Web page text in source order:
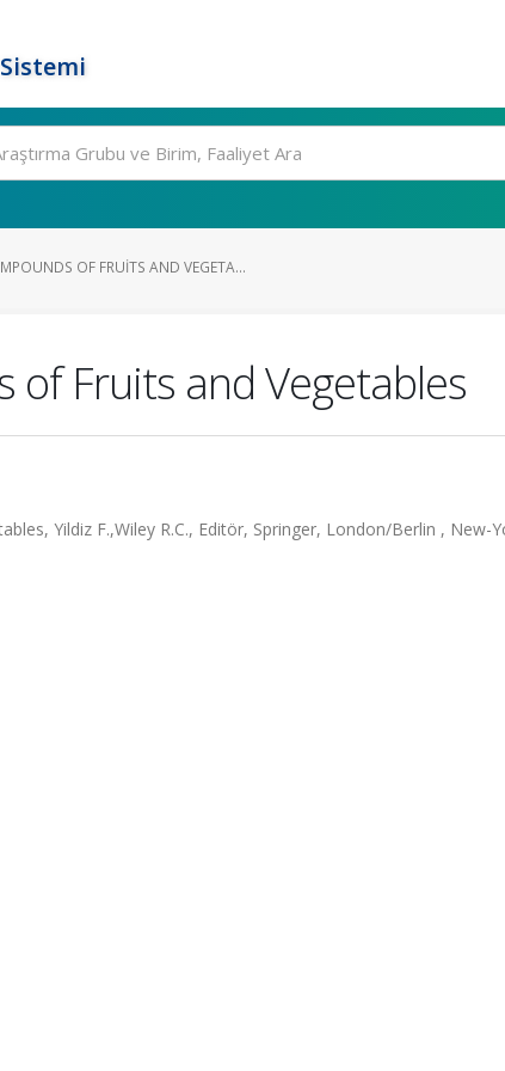
OF FRUITS AND VEGETA...
of Fruits and Vegetables
Yildiz F.,Wiley R.C., Editör, Springer, London/Berlin , New-